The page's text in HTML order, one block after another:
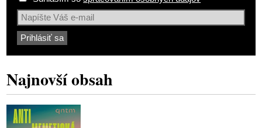
Najnovší obsah